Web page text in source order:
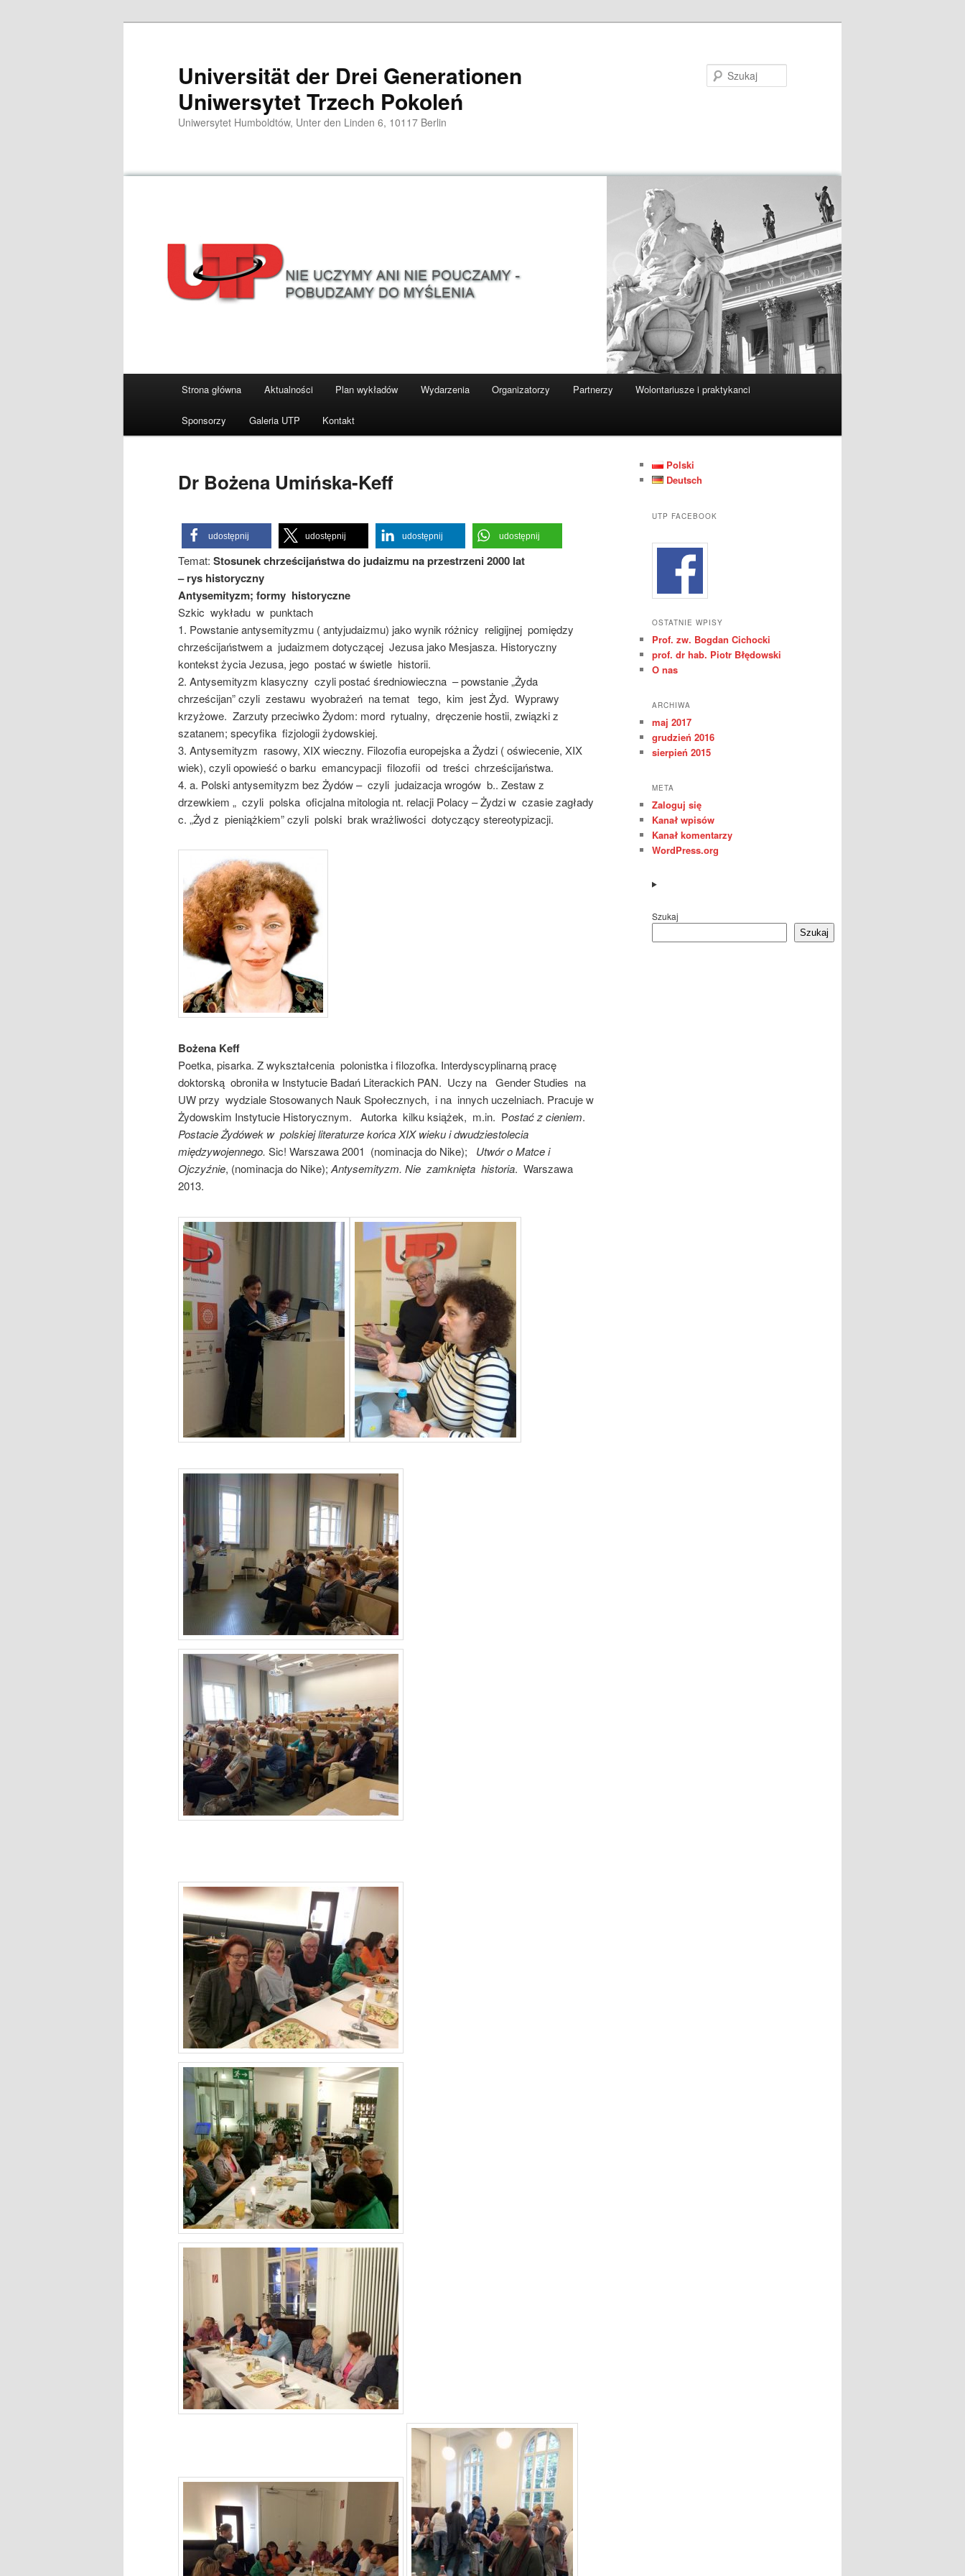
Universität der Drei Generationen
Uniwersytet Trzech Pokoleń
Uniwersytet Humboldtów, Unter den Linden 6, 10117 Berlin
Strona główna Aktualności Plan wykładów Wydarzenia Organizatorzy Partnerzy Wolontariusze i praktykanci
Sponsorzy Galeria UTP Kontakt
Dr Bożena Umińska-Keff
udostępnij udostępnij udostępnij udostępnij
Temat: Stosunek chrześcijaństwa do judaizmu na przestrzeni 2000 lat
– rys historyczny
Antysemityzm; formy historyczne
Szkic wykładu w punktach
1. Powstanie antysemityzmu ( antyjudaizmu) jako wynik różnicy religijnej pomiędzy
chrześcijaństwem a judaizmem dotyczącej Jezusa jako Mesjasza. Historyczny
kontekst życia Jezusa, jego postać w świetle historii.
2. Antysemityzm klasyczny czyli postać średniowieczna – powstanie „Żyda
chrześcijan” czyli zestawu wyobrażeń na temat tego, kim jest Żyd. Wyprawy
krzyżowe. Zarzuty przeciwko Żydom: mord rytualny, dręczenie hostii, związki z
szatanem; specyfika fizjologii żydowskiej.
3. Antysemityzm rasowy, XIX wieczny. Filozofia europejska a Żydzi ( oświecenie, XIX
wiek), czyli opowieść o barku emancypacji filozofii od treści chrześcijaństwa.
4. a. Polski antysemityzm bez Żydów – czyli judaizacja wrogów b.. Zestaw z
drzewkiem „ czyli polska oficjalna mitologia nt. relacji Polacy – Żydzi w czasie zagłady
c. „Żyd z pieniążkiem” czyli polski brak wrażliwości dotyczący stereotypizacji.
Bożena Keff
Poetka, pisarka. Z wykształcenia polonistka i filozofka. Interdyscyplinarną pracę
doktorską obroniła w Instytucie Badań Literackich PAN. Uczy na Gender Studies na
UW przy wydziale Stosowanych Nauk Społecznych, i na innych uczelniach. Pracuje w
Żydowskim Instytucie Historycznym. Autorka kilku książek, m.in. Postać z cieniem.
Postacie Żydówek w polskiej literaturze końca XIX wieku i dwudziestolecia
międzywojennego. Sic! Warszawa 2001 (nominacja do Nike); Utwór o Matce i
Ojczyźnie, (nominacja do Nike);Antysemityzm. Nie zamknięta historia. Warszawa
2013.
Polski
Deutsch
UTP FACEBOOK
OSTATNIE WPISY
Prof. zw. Bogdan Cichocki
prof. dr hab. Piotr Błędowski
O nas
ARCHIWA
maj 2017
grudzień 2016
sierpień 2015
META
Zaloguj się
Kanał wpisów
Kanał komentarzy
WordPress.org
Szukaj
Szukaj